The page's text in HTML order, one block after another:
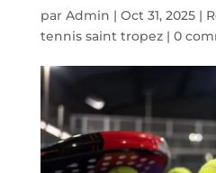
par Admin | Oct 31, 2025|
tennis saint tropez| 0